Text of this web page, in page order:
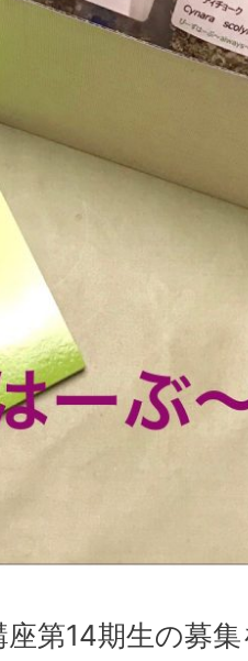
第14期生の募集